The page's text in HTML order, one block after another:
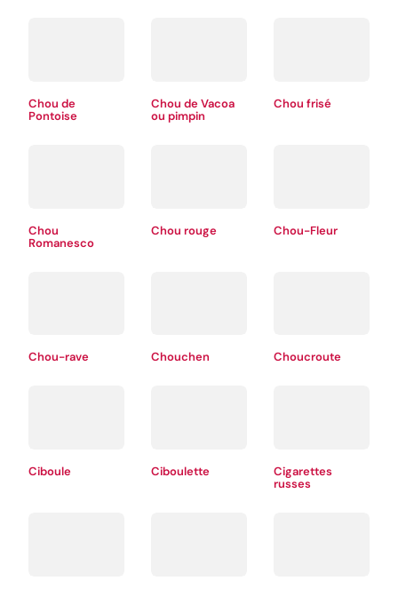
Chou de
Pontoise
Chou de Vacoa
ou pimpin
Chou frisé
Chou
Romanesco
Chou rouge Chou-Fleur
Chou-rave Chouchen Choucroute
Ciboule Ciboulette
Cigarettes
russes